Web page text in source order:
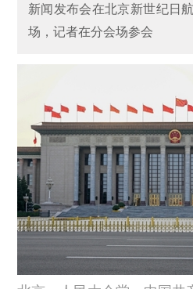
新闻发布会在北京新世纪日
场，记者在分会场参会